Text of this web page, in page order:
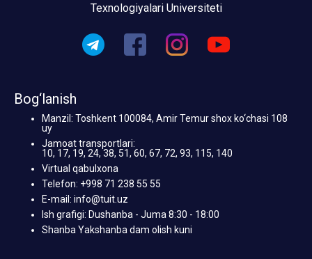
Texnologiyalari Universiteti
Bog‘lanish
Manzil: Toshkent 100084, Amir Temur shox ko‘chasi 108
uy
Jamoat transportlari:
10, 17, 19, 24, 38, 51, 60, 67, 72, 93, 115, 140
Virtual qabulxona
Telefon: +998 71 238 55 55
E-mail: info@tuit.uz
Ish grafigi: Dushanba - Juma 8:30 - 18:00
Shanba Yakshanba dam olish kuni